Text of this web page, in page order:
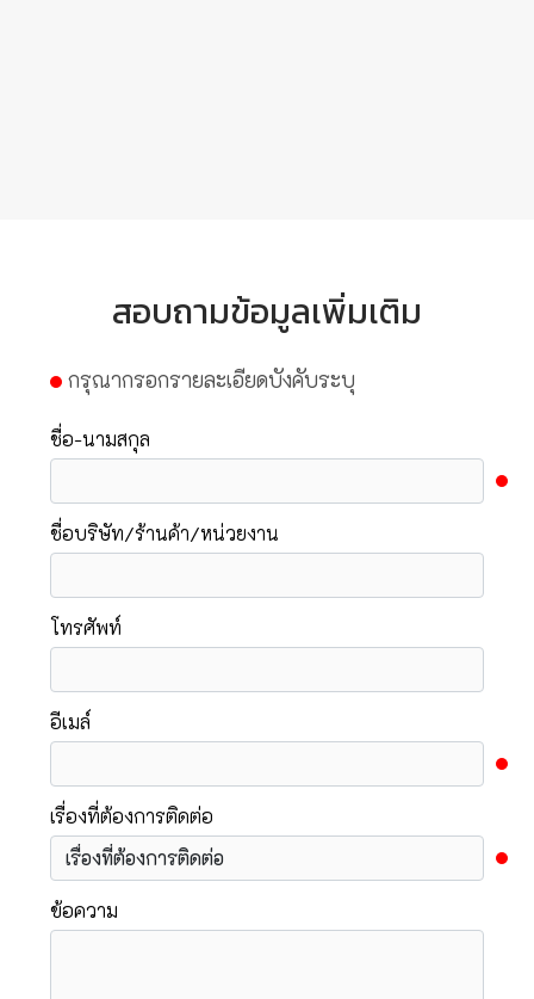
สอบถามข้อมูลเพิ่มเติม
กรุณากรอกรายละเอียดบังคับระบุ
ชื่อ-นามสกุล
ชื่อบริษัท/ร้านค้า/หน่วยงาน
โทรศัพท์
อีเมล์
เรื่องที่ต้องการติดต่อ
ข้อความ